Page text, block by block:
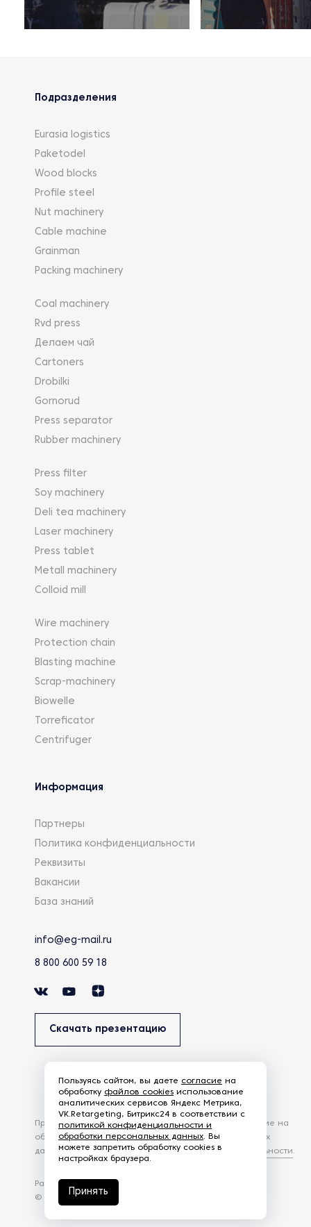
Подразделения
Eurasia logistics
Paketodel
Wood blocks
Profile steel
Nut machinery
Cable machine
Grainman
Packing machinery
Coal machinery
Rvd press
Делаем чай
Cartoners
Drobilki
Gornorud
Press separator
Rubber machinery
Press filter
Soy machinery
Deli tea machinery
Laser machinery
Press tablet
Metall machinery
Colloid mill
Wire machinery
Protection chain
Blasting machine
Scrap-machinery
Biowelle
Torreficator
Centrifuger
Информация
Партнеры
Политика конфиденциальности
Реквизиты
Вакансии
База знаний
info@eg-mail.ru
8 800 600 59 18
Скачать презентацию
Разработка сайта —
© 2026 – Eurasia Group. Все права защищены
Продолжая использовать наш сайт, вы даете согласие на
обработку файлов Cookies и других пользовательских
данных, в соответствии сПолитикой конфиденциальности.
Пользуясь сайтом, вы даете согласие на
обработку файлов cookies использование
аналитических сервисов Яндекс Метрика,
VK.Retargeting, Битрикс24 в соответствии с
политикой конфиденциальности и
обработки персональных данных. Вы
можете запретить обработку cookies в
настройках браузера.
Принять